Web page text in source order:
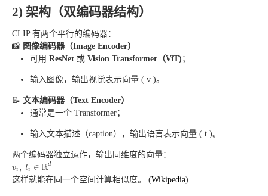
2) 架构（双编码器结构）
CLIP 有两个平行的编码器：
📸 图像编码器（Image Encoder）
可用 ResNet 或 Vision Transformer（ViT) ；
输入图像，输出视觉表示向量 ( v )。
📝 文本编码器（Text Encoder）
通常是一个 Transformer；
输入文本描述（caption），输出语言表示向量 ( t )。
两个编码器独立运作，输出同维度的向量：
vi , ti ∈ Rd
v i, i ∈R d
这样就能在同一个空间计算相似度。 (Wikipedia)